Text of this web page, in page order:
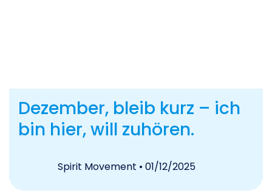
Spirit Movement • 01/12/2025
Dezember, bleib kurz – ich
bin hier, will zuhören.